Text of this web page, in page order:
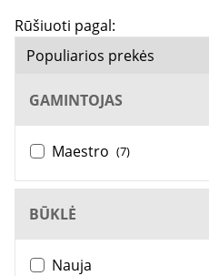
Rūšiuoti pagal:
GAMINTOJAS
Maestro (7)
BŪKLĖ
Nauja